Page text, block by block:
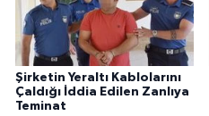
Şirketin Yeraltı Kablolarını
Çaldığı İddia Edilen Zanlıya
Teminat